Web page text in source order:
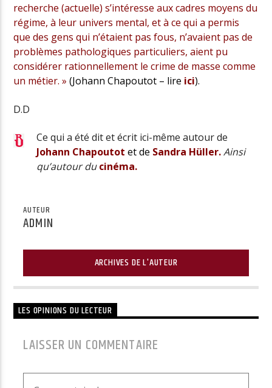
recherche (actuelle) s’intéresse aux cadres moyens du
régime, à leur univers mental, et à ce qui a permis
que des gens qui n’étaient pas fous, n’avaient pas de
problèmes pathologiques particuliers, aient pu
considérer rationnellement le crime de masse comme
un métier. »(Johann Chapoutot – lire ici).
D.D
Ce qui a été dit et écrit ici-même autour de
Johann Chapoutot et de Sandra Hüller.Ainsi
qu’autour du cinéma.
AUTEUR
ADMIN
ARCHIVES DE L'AUTEUR
LES OPINIONS DU LECTEUR
LAISSER UN COMMENTAIRE